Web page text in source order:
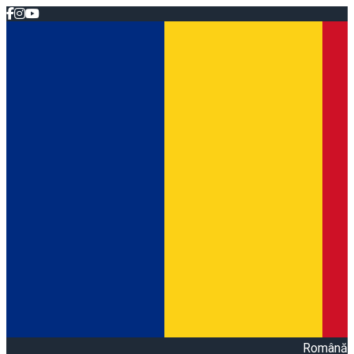
Română